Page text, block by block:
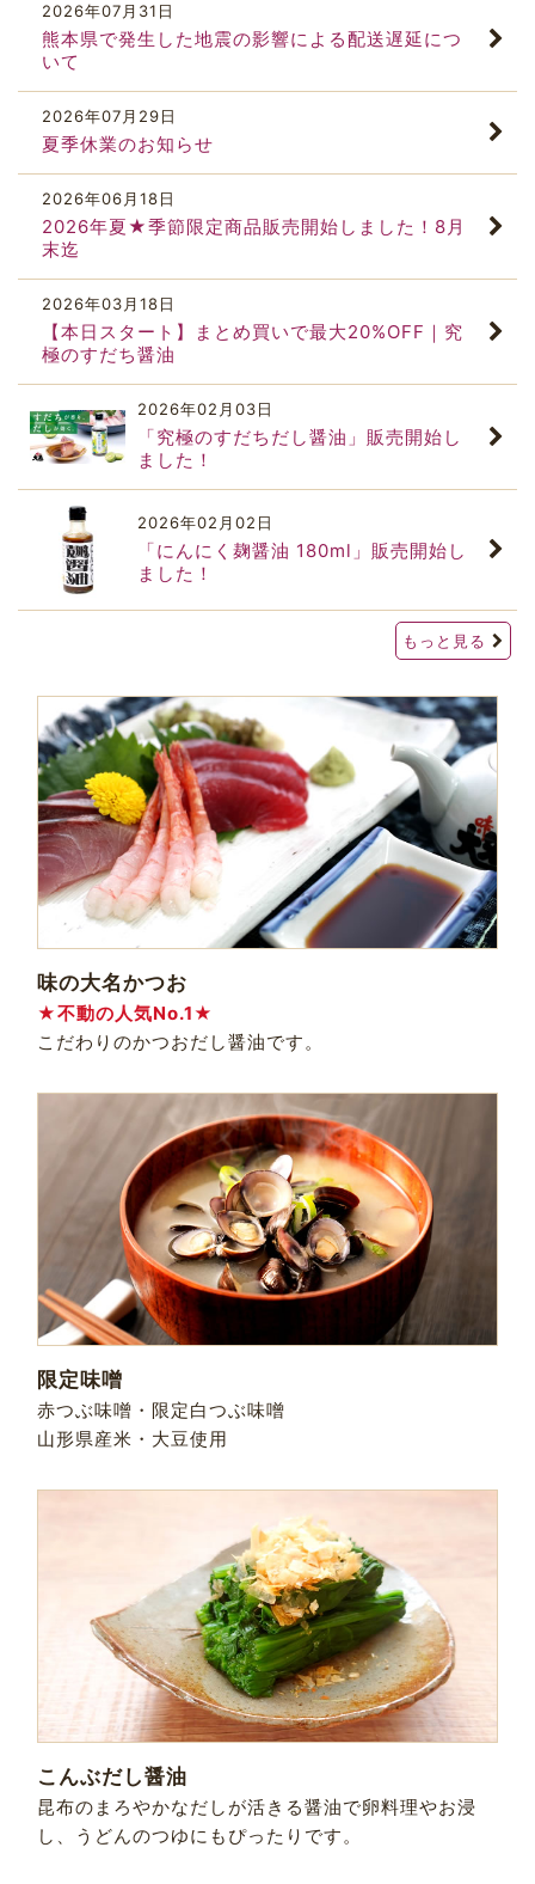
2026年07 月 31 日
熊本県で発生した地震の影響による配送遅延につ
いて
2026年07 月 29日
夏季休業のお知らせ
2026年06 月18日
2026年夏★季節限定商品販売開始しました！8月
末迄
2026年03 月18日
【本日スタート】まとめ買いで最大20%OFF｜究
極のすだち醤油
2026年02 月03日
「究極のすだちだし醤油」販売開始し
ました！
2026年02 月02 日
「にんにく麹醤油 180ml」販売開始し
ました！
もっと見る
味の大名かつお
★不動の人気No.1★
こだわりのかつおだし醤油です。
限定味噌
赤つぶ味噌・限定白つぶ味噌
山形県産米・大豆使用
こんぶだし醤油
昆布のまろやかなだしが活きる醤油で卵料理やお浸
し、うどんのつゆにもぴったりです。